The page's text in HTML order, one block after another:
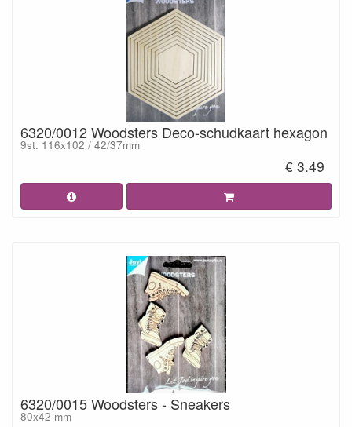
6320/0012 Woodsters Deco-schudkaart hexagon
9st. 116x102 / 42/37mm
€ 3.49
6320/0015 Woodsters - Sneakers
80x42 mm